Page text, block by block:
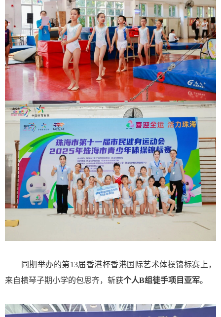
同期举办的第13届香港杯香港国际艺术体操锦标赛上，
来自横琴子期小学的包思齐，斩获个人B组徒手项目亚军。